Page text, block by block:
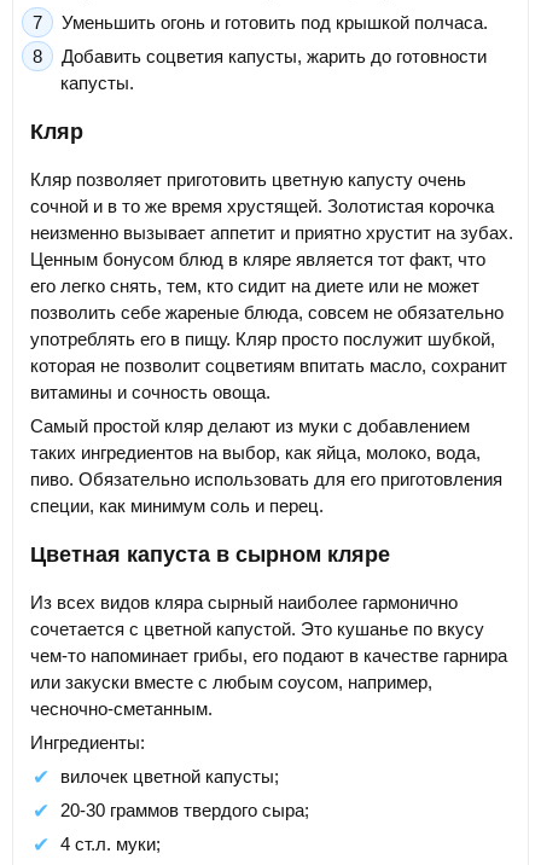
Уменьшить огонь и готовить под крышкой полчаса.
Добавить соцветия капусты, жарить до готовности
капусты.
Кляр
Кляр позволяет приготовить цветную капусту очень
сочной и в то же время хрустящей. Золотистая корочка
неизменно вызывает аппетит и приятно хрустит на зубах.
Ценным бонусом блюд в кляре является тот факт, что
его легко снять, тем, кто сидит на диете или не может
позволить себе жареные блюда, совсем не обязательно
употреблять его в пищу. Кляр просто послужит шубкой,
которая не позволит соцветиям впитать масло, сохранит
витамины и сочность овоща.
Самый простой кляр делают из муки с добавлением
таких ингредиентов на выбор, как яйца, молоко, вода,
пиво. Обязательно использовать для его приготовления
специи, как минимум соль и перец.
Цветная капуста в сырном кляре
Из всех видов кляра сырный наиболее гармонично
сочетается с цветной капустой. Это кушанье по вкусу
чем-то напоминает грибы, его подают в качестве гарнира
или закуски вместе с любым соусом, например,
чесночно-сметанным.
Ингредиенты:
вилочек цветной капусты;
20-30 граммов твердого сыра;
4 ст.л. муки;